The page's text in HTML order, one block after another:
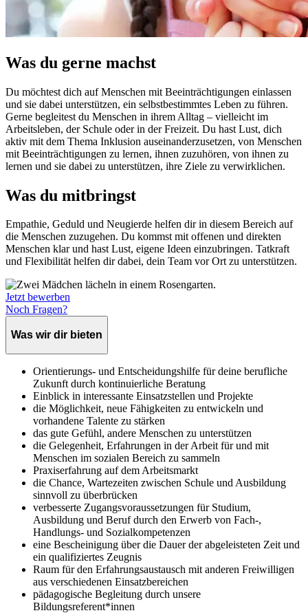
Was du gerne machst
Du möchtest dich auf Menschen mit Beeinträchtigungen einlassen
und sie dabei unterstützen, ein selbstbestimmtes Leben zu führen.
Gerne begleitest du Menschen in ihrem Alltag – vielleicht im
Arbeitsleben, der Schule oder in der Freizeit. Du hast Lust, dich
aktiv mit dem Thema Inklusion auseinanderzusetzen, von Menschen
mit Beeinträchtigungen zu lernen, ihnen zuzuhören, von ihnen zu
lernen und sie dabei zu unterstützen, ihre Ziele zu verwirklichen.
Was du mitbringst
Empathie, Geduld und Neugierde helfen dir in diesem Bereich auf
die Menschen zuzugehen. Du kommst mit offenen und direkten
Menschen klar und hast Lust, eigene Ideen einzubringen. Tatkraft
und Flexibilität helfen dir dabei, dein Team vor Ort zu unterstützen.
Jetzt bewerben
Noch Fragen?
Was wir dir bieten
Orientierungs- und Entscheidungshilfe für deine berufliche
Zukunft durch kontinuierliche Beratung
Einblick in interessante Einsatzstellen und Projekte
die Möglichkeit, neue Fähigkeiten zu entwickeln und
vorhandene Talente zu stärken
das gute Gefühl, andere Menschen zu unterstützen
die Gelegenheit, Erfahrungen in der Arbeit für und mit
Menschen im sozialen Bereich zu sammeln
Praxiserfahrung auf dem Arbeitsmarkt
die Chance, Wartezeiten zwischen Schule und Ausbildung
sinnvoll zu überbrücken
verbesserte Zugangsvoraussetzungen für Studium,
Ausbildung und Beruf durch den Erwerb von Fach-,
Handlungs- und Sozialkompetenzen
eine Bescheinigung über die Dauer der abgeleisteten Zeit und
ein qualifiziertes Zeugnis
Raum für den Erfahrungsaustausch mit anderen Freiwilligen
aus verschiedenen Einsatzbereichen
pädagogische Begleitung durch unsere
Bildungsreferent*innen